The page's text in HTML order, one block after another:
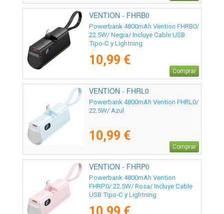
VENTION - FHRB0
Powerbank 4800mAh Vention FHRB0/
22.5W/ Negra/ Incluye Cable USB
Tipo-C y Lightning
10,99 €
Comprar
VENTION - FHRL0
Powerbank 4800mAh Vention FHRL0/
22.5W/ Azul
10,99 €
Comprar
VENTION - FHRP0
Powerbank 4800mAh Vention
FHRP0/ 22.5W/ Rosa/ Incluye Cable
USB Tipo-C y Lightning